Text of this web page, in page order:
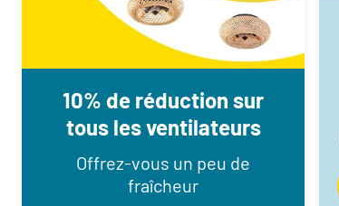
10% de réduction sur
tous les ventilateurs
Offrez-vous un peu de
fraîcheur